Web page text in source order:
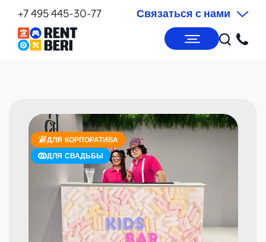
+7 495 445-30-77 Связаться с нами
ДЛЯ КОРПОРАТИВА
ДЛЯ СВАДЬБЫ